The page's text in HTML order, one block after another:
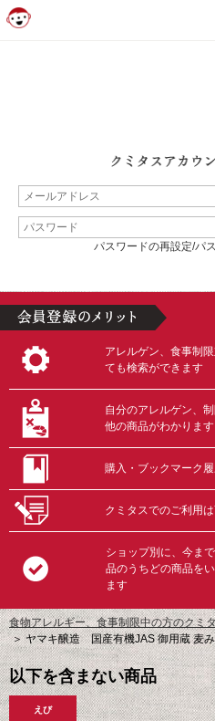
パスワードの再設定/パ
アレルゲン、食事制
ても検索ができます
自分のアレルゲン、
他の商品がわかります
購入・ブックマーク
クミタスでのご利用
ショップ別に、今ま
品のうちどの商品を
ます
食物アレルギー、食事制限中の方のクミ
＞ヤマキ醸造 国産有機JAS 御用蔵 麦
以下を含まない商品
えび